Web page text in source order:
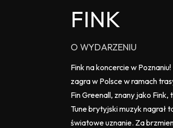
FINK
O WYDARZENIU
Fink na koncercie w
zagra w Polsce w ramach
Fin Greenall, znany jako
Tune brytyjski muzyk nagrał
światowe uznanie. Za